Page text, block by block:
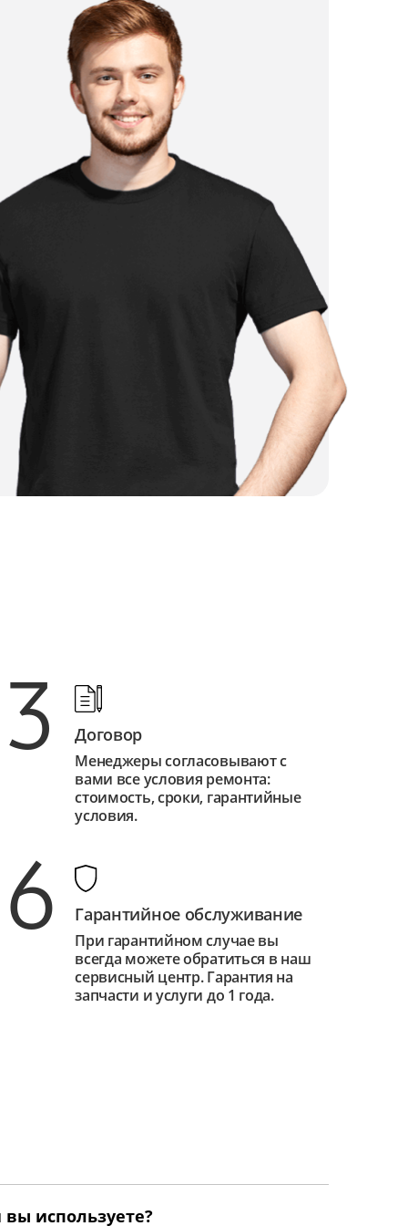
от 3 000 ₽
от 1 750 ₽
от 2 500 ₽
от 1 500 ₽
от 1 250 ₽
3 Договор
Менеджеры согласовывают с
вами все условия ремонта:
стоимость, сроки, гарантийные
условия.
6 Гарантийное обслуживание
При гарантийном случае вы
всегда можете обратиться в наш
сервисный центр. Гарантия на
запчасти и услуги до 1 года.
используете?